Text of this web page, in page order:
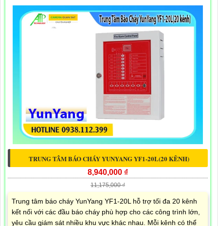
TRUNG TÂM BÁO CHÁY YUNYANG YF1-20L(20 KÊNH)
8,940,000 ₫
11,175,000 ₫
Trung tâm báo cháy YunYang YF1-20L hỗ trợ tối đa 20 kênh
kết nối với các đầu báo cháy phù hợp cho các công trình lớn,
yêu cầu giám sát nhiều khu vực khác nhau. Mỗi kênh có thể